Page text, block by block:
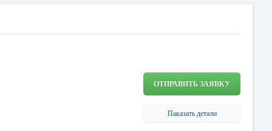
ОТПРАВИТЬ ЗАЯВКУ
Паказать детали